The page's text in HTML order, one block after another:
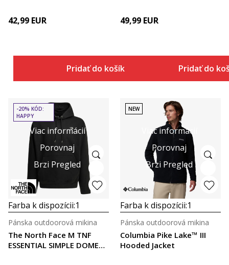
42,99 EUR
Pridať do košíka
49,99 EUR
Pridať do
Viac informácií
Porovnaj
Brzi Pregled
-20% KÓD:
HAPPY
Farba k dispozícii:1
The North Face M TNF
ESSENTIAL SIMPLE DOME
Pánska outdoorová mikina
Viac informácií
Porovnaj
Brzi Pregled
NEW
Farba k dispozícii:1
Columbia Pike Lake™ III
Hooded Jacket
Pánska outdoorová mikina